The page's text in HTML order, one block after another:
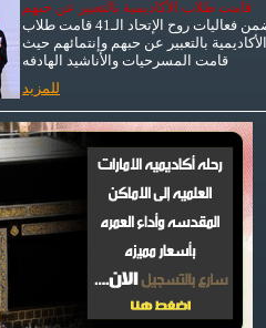
قامت طلاب الأكاديمية بالتعبير عن حبهم
ضمن فعاليات روح الإتحاد الـ41 قامت طلاب
الأكاديمية بالتعبير عن حبهم وإنتمائهم حيث
قامت المسرحيات والأناشيد الهادفه
للمزيد